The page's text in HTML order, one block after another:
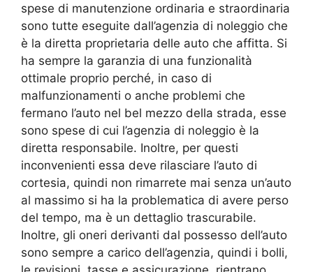
spese di manutenzione ordinaria e straordinaria
sono tutte eseguite dall’agenzia di noleggio che
è la diretta proprietaria delle auto che affitta. Si
ha sempre la garanzia di una funzionalità
ottimale proprio perché, in caso di
malfunzionamenti o anche problemi che
fermano l’auto nel bel mezzo della strada, esse
sono spese di cui l’agenzia di noleggio è la
diretta responsabile. Inoltre, per questi
inconvenienti essa deve rilasciare l’auto di
cortesia, quindi non rimarrete mai senza un’auto
al massimo si ha la problematica di avere perso
del tempo, ma è un dettaglio trascurabile.
Inoltre, gli oneri derivanti dal possesso dell’auto
sono sempre a carico dell’agenzia, quindi i bolli,